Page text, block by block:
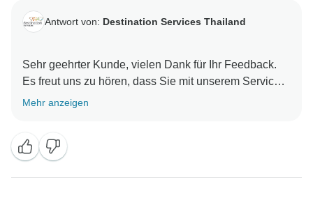
Antwort von: Destination Services Thailand
Sehr geehrter Kunde, vielen Dank für Ihr Feedback.
Es freut uns zu hören, dass Sie mit unserem Service
zufrieden sind. Wir hoffen, Sie an unseren
Mehr anzeigen